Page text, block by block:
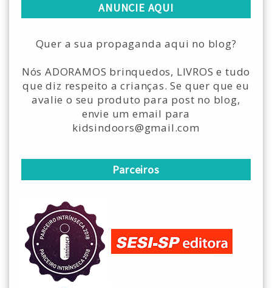
ANUNCIE AQUI
Quer a sua propaganda aqui no blog?
Nós ADORAMOS brinquedos, LIVROS e tudo
que diz respeito a crianças. Se quer que eu
avalie o seu produto para post no blog,
envie um email para
kidsindoors@gmail.com
Parceiros